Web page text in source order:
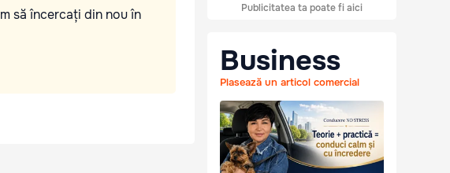
să încercați din nou în
Publicitatea ta poate fi aici
Business
Plasează un articol comercial